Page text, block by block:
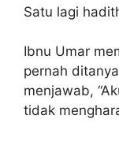
Satu lagi
Ibnu Umar
pernah
menjawab,
tidak